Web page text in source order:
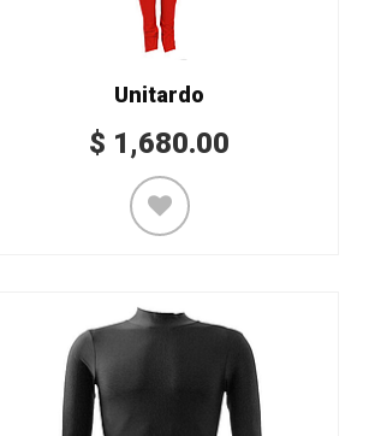
Unitardo
$ 1,680.00